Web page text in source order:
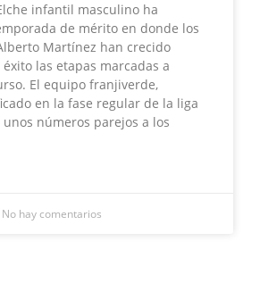
infantil masculino ha
de mérito en donde los
Martínez han crecido
las etapas marcadas a
El equipo franjiverde,
en la fase regular de la liga
números parejos a los
No hay comentarios